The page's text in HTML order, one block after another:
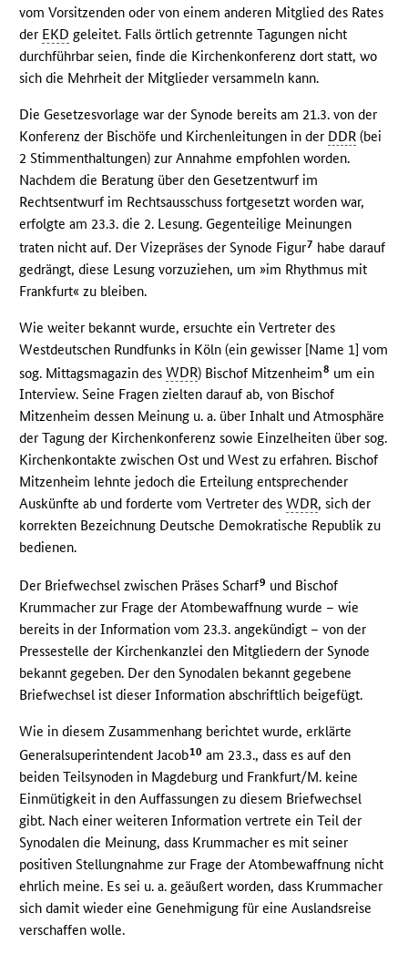
vom Vorsitzenden oder von einem anderen Mitglied des Rates
der EKD geleitet. Falls örtlich getrennte Tagungen nicht
durchführbar seien, finde die Kirchenkonferenz dort statt, wo
sich die Mehrheit der Mitglieder versammeln kann.
Die Gesetzesvorlage war der Synode bereits am 21.3. von der
Konferenz der Bischöfe und Kirchenleitungen in der DDR (bei
2 Stimmenthaltungen) zur Annahme empfohlen worden.
Nachdem die Beratung über den Gesetzentwurf im
Rechtsentwurf im Rechtsausschuss fortgesetzt worden war,
erfolgte am 23.3. die 2. Lesung. Gegenteilige Meinungen
traten nicht auf. Der Vizepräses der Synode Figur7 habe darauf
gedrängt, diese Lesung vorzuziehen, um »im Rhythmus mit
Frankfurt« zu bleiben.
Wie weiter bekannt wurde, ersuchte ein Vertreter des
Westdeutschen Rundfunks in Köln (ein gewisser [Name 1] vom
sog. Mittagsmagazin desWDR) Bischof Mitzenheim8 um ein
Interview. Seine Fragen zielten darauf ab, von Bischof
Mitzenheim dessen Meinung u. a. über Inhalt und Atmosphäre
der Tagung der Kirchenkonferenz sowie Einzelheiten über sog.
Kirchenkontakte zwischen Ost und West zu erfahren. Bischof
Mitzenheim lehnte jedoch die Erteilung entsprechender
Auskünfte ab und forderte vom Vertreter desWDR, sich der
korrekten Bezeichnung Deutsche Demokratische Republik zu
bedienen.
Der Briefwechsel zwischen Präses Scharf9 und Bischof
Krummacher zur Frage der Atombewaffnung wurde – wie
bereits in der Information vom 23.3. angekündigt – von der
Pressestelle der Kirchenkanzlei den Mitgliedern der Synode
bekannt gegeben. Der den Synodalen bekannt gegebene
Briefwechsel ist dieser Information abschriftlich beigefügt.
Wie in diesem Zusammenhang berichtet wurde, erklärte
Generalsuperintendent Jacob10 am 23.3., dass es auf den
beiden Teilsynoden in Magdeburg und Frankfurt/M. keine
Einmütigkeit in den Auffassungen zu diesem Briefwechsel
gibt. Nach einer weiteren Information vertrete ein Teil der
Synodalen die Meinung, dass Krummacher es mit seiner
positiven Stellungnahme zur Frage der Atombewaffnung nicht
ehrlich meine. Es sei u. a. geäußert worden, dass Krummacher
sich damit wieder eine Genehmigung für eine Auslandsreise
verschaffen wolle.